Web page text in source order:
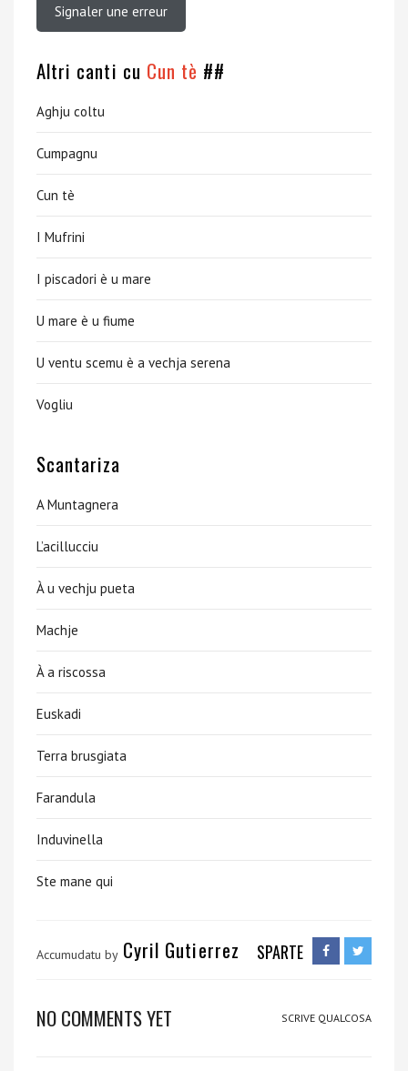
Signaler une erreur
Altri canti cu Cun tè ##
Aghju coltu
Cumpagnu
Cun tè
I Mufrini
I piscadori è u mare
U mare è u fiume
U ventu scemu è a vechja serena
Vogliu
Scantariza
A Muntagnera
L’acillucciu
À u vechju pueta
Machje
À a riscossa
Euskadi
Terra brusgiata
Farandula
Induvinella
Ste mane qui
Accumudatu by Cyril Gutierrez SPARTE
NO COMMENTS YET SCRIVE QUALCOSA